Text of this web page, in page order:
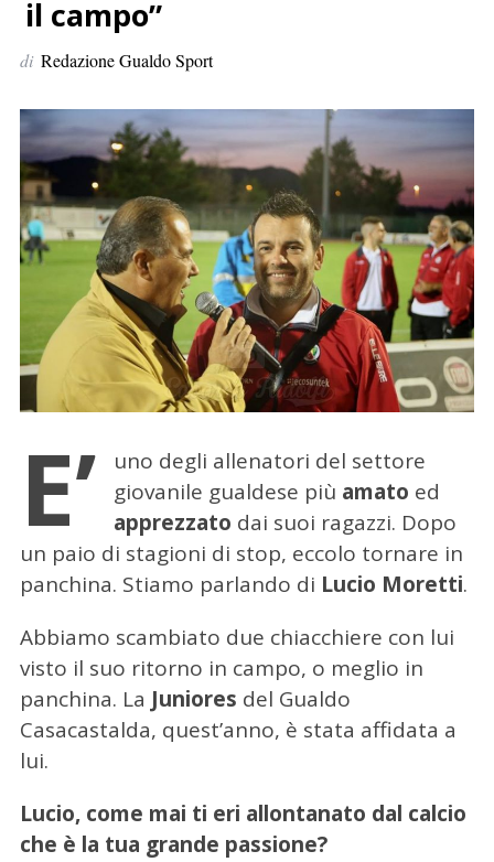
e
r
il campo”
di Redazione Gualdo Sport
E’
uno degli allenatori del settore
giovanile gualdese più amato ed
apprezzato dai suoi ragazzi. Dopo
un paio di stagioni di stop, eccolo tornare in
panchina. Stiamo parlando di Lucio Moretti.
Abbiamo scambiato due chiacchiere con lui
visto il suo ritorno in campo, o meglio in
panchina. La Juniores del Gualdo
Casacastalda, quest’anno, è stata affidata a
lui.
Lucio, come mai ti eri allontanato dal calcio
che è la tua grande passione?